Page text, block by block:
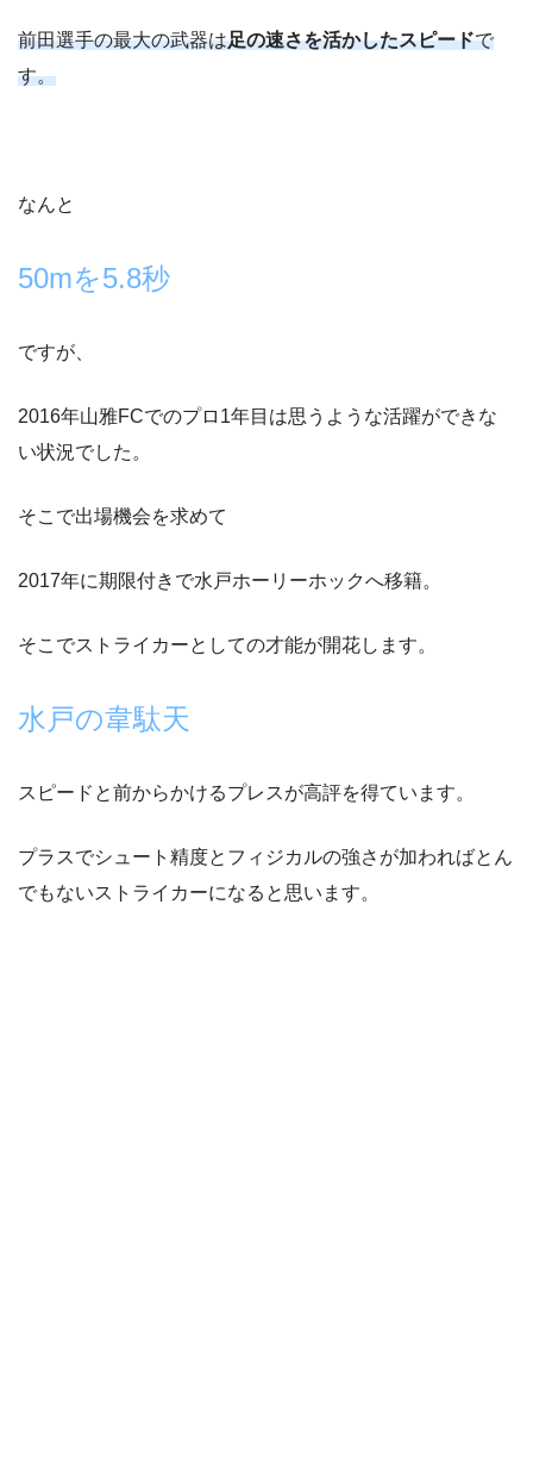
前田選手の最大の武器は足の速さを活かしたスピードで
す。
なんと
50mを5.8秒
ですが、
2016年山雅FCでのプロ1年目は思うような活躍ができな
い状況でした。
そこで出場機会を求めて
2017年に期限付きで水戸ホーリーホックへ移籍。
そこでストライカーとしての才能が開花します。
水戸の韋駄天
スピードと前からかけるプレスが高評を得ています。
プラスでシュート精度とフィジカルの強さが加わればとん
でもないストライカーになると思います。